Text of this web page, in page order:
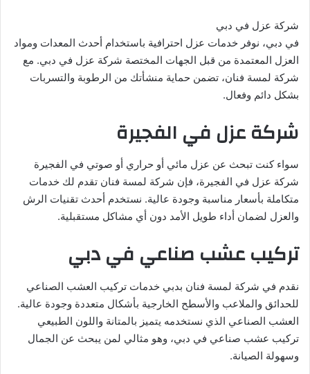
شركة عزل في دبي
في دبي، نوفر خدمات عزل احترافية باستخدام أحدث المعدات ومواد
العزل المعتمدة من قبل الجهات المختصة شركة عزل في دبي. مع
شركة لمسة فنان، تضمن حماية منشأتك من الرطوبة والتسربات
بشكل دائم وفعال.
شركة عزل في الفجيرة
سواء كنت تبحث عن عزل مائي أو حراري أو صوتي في الفجيرة
شركة عزل في الفجيرة، فإن شركة لمسة فنان تقدم لك خدمات
متكاملة بأسعار مناسبة وجودة عالية. نستخدم أحدث تقنيات الرش
والعزل لضمان أداء طويل الأمد دون أي مشاكل مستقبلية.
تركيب عشب صناعي في دبي
نقدم في شركة لمسة فنان بدبي خدمات تركيب العشب الصناعي
للحدائق والملاعب والأسطح الخارجية بأشكال متعددة وجودة عالية.
العشب الصناعي الذي نستخدمه يتميز بالمتانة واللون الطبيعي
تركيب عشب صناعي في دبي، وهو مثالي لمن يبحث عن الجمال
وسهولة الصيانة.